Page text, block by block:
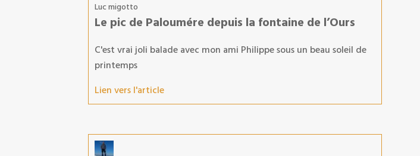
Luc migotto
Le pic de Paloumére depuis la fontaine de l’Ours
C'est vrai joli balade avec mon ami Philippe sous un beau soleil de
printemps
Lien vers l'article